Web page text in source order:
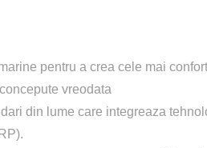
pentru a crea cele mai
vreodata
din lume care integreaza